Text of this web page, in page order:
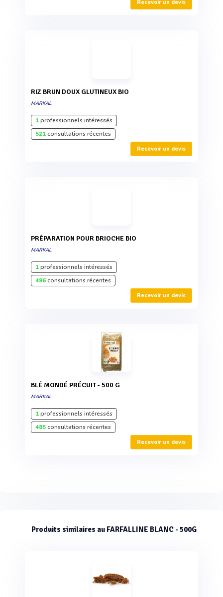
Recevoir un devis
RIZ BRUN DOUX GLUTINEUX BIO
MARKAL
1professionnels intéressés
521consultations récentes
Recevoir un devis
PRÉPARATION POUR BRIOCHE BIO
MARKAL
1professionnels intéressés
496consultations récentes
Recevoir un devis
BLÉ MONDÉ PRÉCUIT - 500 G
MARKAL
1professionnels intéressés
485consultations récentes
Recevoir un devis
Produits similaires au FARFALLINE BLANC - 500G